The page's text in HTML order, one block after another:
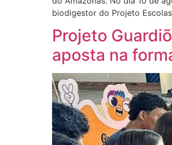
biodigestor do Projeto
Projeto
aposta na